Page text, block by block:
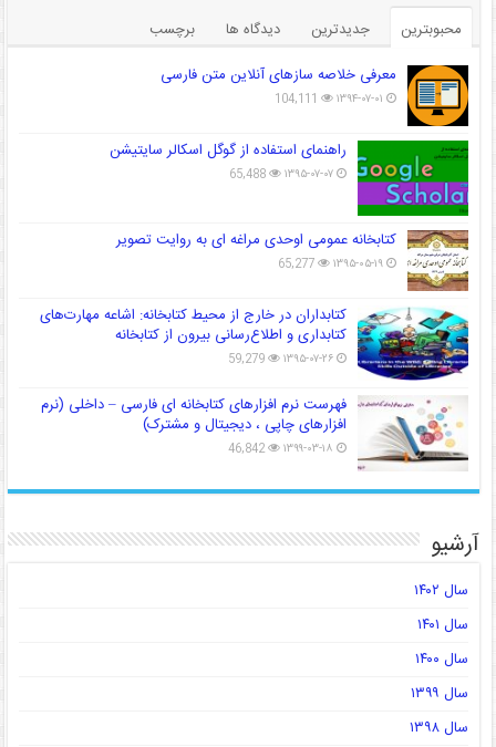
محبوبترین جدیدترین دیدگاه ها
برچسب
معرفی خلاصه سازهای آنلاین متن فارسی
۱۳۹۴-۰۷-۰۱ 104,111
راهنمای استفاده از گوگل اسکالر سایتیشن
۱۳۹۵-۰۷-۰۷ 65,488
کتابخانه عمومی اوحدی مراغه ای به روایت تصویر
۱۳۹۵-۰۵-۱۹ 65,277
کتابداران در خارج از محیط کتابخانه: اشاعه مهارت‌های
کتابداری و اطلاع‌رسانی بیرون از کتابخانه
۱۳۹۵-۰۷-۲۶ 59,279
فهرست نرم افزارهای کتابخانه ای فارسی – داخلی (نرم
افزارهای چاپی ، دیجیتال و مشترک)
۱۳۹۹-۰۳-۱۸ 46,842
آرشیو
سال ۱۴۰۲
سال ۱۴۰۱
سال ۱۴۰۰
سال ۱۳۹۹
سال ۱۳۹۸